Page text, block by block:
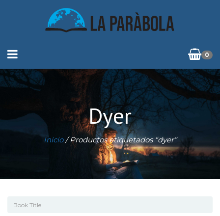
0
Dyer
Inicio/ Productos etiquetados “dyer”